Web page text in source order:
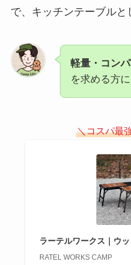
で、キッチンテーブルと
軽量・コン
を求める方
＼コスパ最
ラーテルワークス｜ウ
RATEL WORKS CAMP